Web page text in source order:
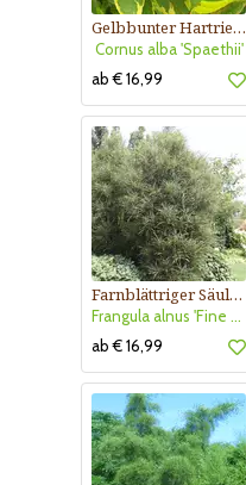
Gelbbunter Hartriegel
Cornus alba 'Spaethii'
ab € 16,99
Farnblättriger Säulen-Faulbaum
Frangula alnus 'Fine Line'
ab € 16,99